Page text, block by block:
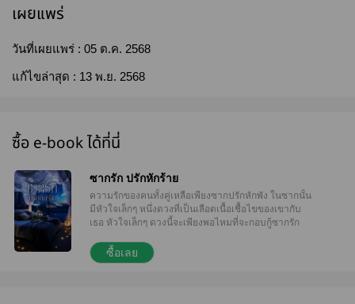
เผยแพร่
วันที่เผยแพร่ : 05 ต.ค. 2568
แก้ไขล่าสุด : 13 พ.ย. 2568
ซื้อ e-book ได้ที่นี่
ซากรัก ปรักหักร้าย
ความรักของคนทั้งคู่เหลือเพียงซากปรักหักพัง ในซากนั้น
มีหัวใจเล็กๆ หนึ่งดวงที่เป็นเลือดเนื้อเชื้อไขของเขากับ
เธอ หัวใจเล็กๆ ดวงนี้จะเพียงพอไหมที่จะกอบกู้ซากรัก
ตอน// "นี่ใช่ไหมคะ เหตุผลที่พี่ภัทรต้องการยกเลิกงาน
แต่งงาน" "กิ่งตามพี่มาเหรอ" "ถ้าไม่ตามมากิ่งจะรู้ไหมคะ
ซื้อเลย